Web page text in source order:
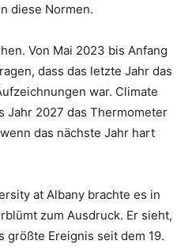
diese Normen.
Von Mai 2023 bis Anfang
dass das letzte Jahr das
war. Climate
Jahr 2027 das Thermometer
das nächste Jahr hart
at Albany brachte es in
zum Ausdruck. Er sieht,
größte Ereignis seit dem 19.